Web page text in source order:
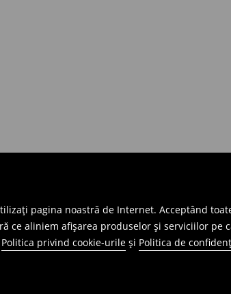
pagina noastră de Internet. Acceptând
aliniem afișarea produselor și serviciilor pe
Politica privind cookie-urile și Politica de